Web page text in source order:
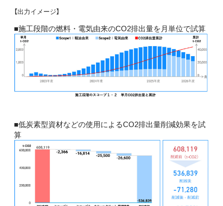
【出力イメージ】
■施工段階の燃料・電気由来のCO2排出量を月単位で試算
■低炭素型資材などの使用によるCO2排出量削減効果を試
算